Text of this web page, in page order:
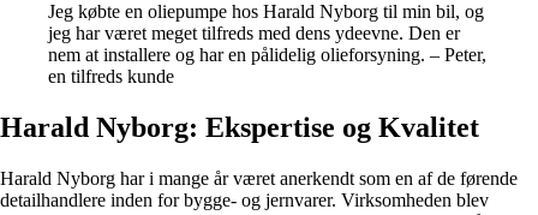
Jeg købte en oliepumpe hos Harald Nyborg til min bil, og
jeg har været meget tilfreds med dens ydeevne. Den er
nem at installere og har en pålidelig olieforsyning. – Peter,
en tilfreds kunde
Harald Nyborg: Ekspertise og Kvalitet
Harald Nyborg har i mange år været anerkendt som en af de førende
detailhandlere inden for bygge- og jernvarer. Virksomheden blev